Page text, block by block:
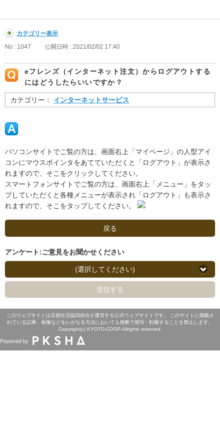
カテゴリー表示
No : 1047
公開日時 : 2021/02/02 17:40
eフレンズ（インターネット注文）からログアウトする
にはどうしたらいいですか？
カテゴリー： インターネットサービス
パソコンサイトでご覧の方は、画面右上「マイページ」の人型アイ
コンにマウスポインタをあてていただくと「ログアウト」が表示さ
れますので、そこをクリックしてください。
スマートフォンサイトでご覧の方は、画面右上「メニュー」をタッ
プしていただくと各種メニューが表示され「ログアウト」も表示さ
れますので、そこをタップしてください。
戻る
アンケート:ご意見をお聞かせください
(選択してください)
送信する
このウェブサイトは京都生活協同組合が運営する公式ウェブサイトです。 このサイトに掲載さ
れている記事、画像などをいかなる方法においても無断で複写・転載することを禁止します。
Copyright(c) KYOTO-COOP.Allrights reserved.
Powered by